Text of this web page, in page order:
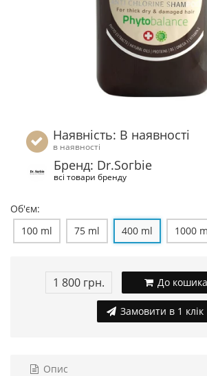
Наявність: В наявності
в наявності
Бренд: Dr.Ѕогbiе
всі товари бренду
Об'єм:
100 ml
75 ml 400 ml 1000
1 800 грн. До кошика
Замовити в 1 клік
Опис